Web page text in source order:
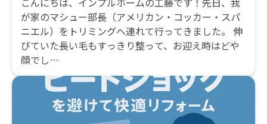
が家のマシュー部長（アメリカン・コッカー・スパ
ニエル）をトリミングへ連れて行ってきました。 伸
びていた長い毛もすっきり整って、お迎え時はどや
顔でし…